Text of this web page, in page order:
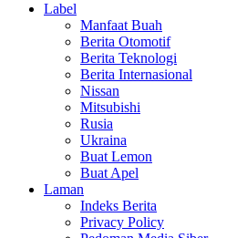
Label
Manfaat Buah
Berita Otomotif
Berita Teknologi
Berita Internasional
Nissan
Mitsubishi
Rusia
Ukraina
Buat Lemon
Buat Apel
Laman
Indeks Berita
Privacy Policy